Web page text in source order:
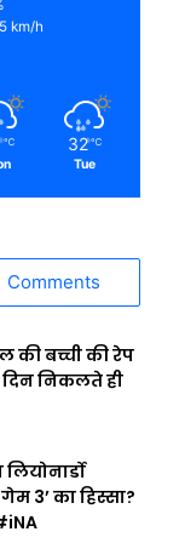
km/h
℃ 32 ℃
Tue
Comments
बच्ची की रेप
निकलते ही
गेम 3’ का हिस्सा?